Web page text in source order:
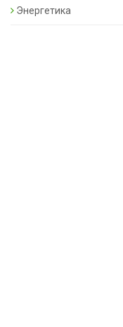
Энергетика